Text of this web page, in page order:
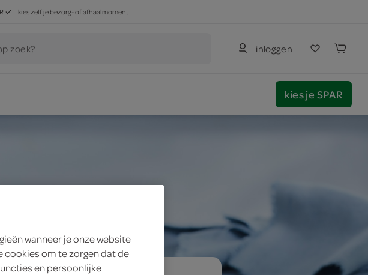
kies zelf je bezorg- of afhaalmoment
zoek? inloggen
kies je SPAR
wanneer je onze website
cookies om te zorgen dat de
en persoonlijke